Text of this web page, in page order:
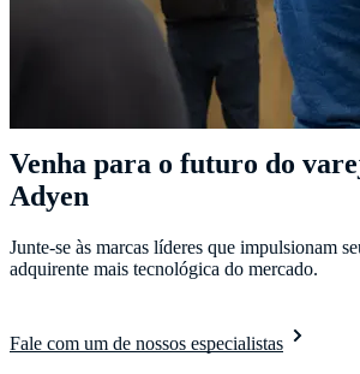
Venha para o futuro do
Adyen
Junte-se às marcas líderes que impulsionam
adquirente mais tecnológica do mercado.
Fale com um de nossos especialistas